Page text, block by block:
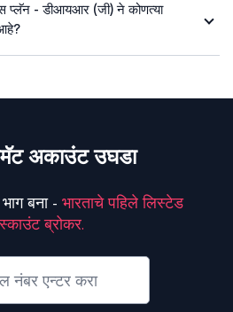
प्लॅन - डीआयआर (जी) ने कोणत्या
अकाउंट उघडा
बना - भारताचे पहिले लिस्टेड
ब्रोकर.